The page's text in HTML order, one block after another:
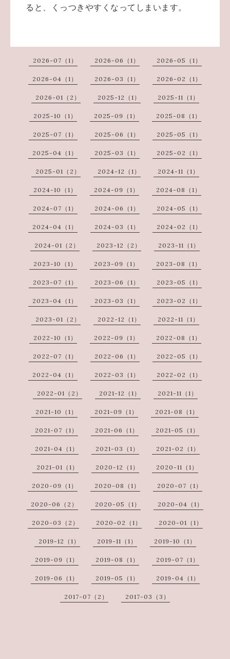
ると、くっつきやすくなってしまいます。
2026-07（1） 2026-06（1） 2026-05（1）
2026-04（1） 2026-03（1） 2026-02（1）
2026-01（2） 2025-12（1） 2025-11（1）
2025-10（1） 2025-09（1） 2025-08（1）
2025-07（1） 2025-06（1） 2025-05（1）
2025-04（1） 2025-03（1） 2025-02（1）
2025-01（2） 2024-12（1） 2024-11（1）
2024-10（1） 2024-09（1） 2024-08（1）
2024-07（1） 2024-06（1） 2024-05（1）
2024-04（1） 2024-03（1） 2024-02（1）
2024-01（2） 2023-12（2） 2023-11（1）
2023-10（1） 2023-09（1） 2023-08（1）
2023-07（1） 2023-06（1） 2023-05（1）
2023-04（1） 2023-03（1） 2023-02（1）
2023-01（2） 2022-12（1） 2022-11（1）
2022-10（1） 2022-09（1） 2022-08（1）
2022-07（1） 2022-06（1） 2022-05（1）
2022-04（1） 2022-03（1） 2022-02（1）
2022-01（2） 2021-12（1） 2021-11（1）
2021-10（1） 2021-09（1） 2021-08（1）
2021-07（1） 2021-06（1） 2021-05（1）
2021-04（1） 2021-03（1） 2021-02（1）
2021-01（1） 2020-12（1） 2020-11（1）
2020-09（1） 2020-08（1） 2020-07（1）
2020-06（2） 2020-05（1） 2020-04（1）
2020-03（2） 2020-02（1） 2020-01（1）
2019-12（1） 2019-11（1） 2019-10（1）
2019-09（1） 2019-08（1） 2019-07（1）
2019-06（1） 2019-05（1） 2019-04（1）
2017-07（2） 2017-03（3）